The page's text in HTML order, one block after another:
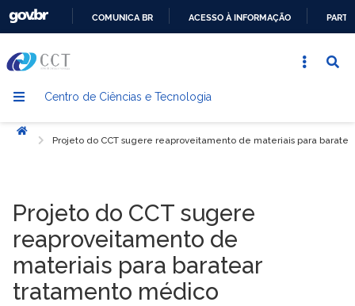
CONTEÚDO
COMUNICA BR ACESSO À INFORMAÇÃO
Centro de Ciências e Tecnologia
Início
Projeto do CCT sugere reaproveitamento de materiais para
Projeto do CCT sugere
reaproveitamento de
materiais para baratear
tratamento médico